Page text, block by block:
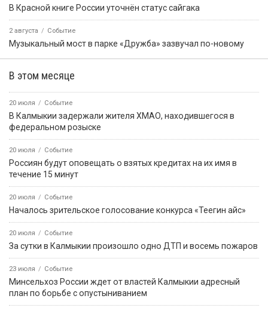
В Красной книге России уточнён статус сайгака
2 августа Событие
Музыкальный мост в парке «Дружба» зазвучал по-новому
В этом месяце
20 июля Событие
В Калмыкии задержали жителя ХМАО, находившегося в
федеральном розыске
20 июля Событие
Россиян будут оповещать о взятых кредитах на их имя в
течение 15 минут
20 июля Событие
Началось зрительское голосование конкурса «Теегин айс»
20 июля Событие
За сутки в Калмыкии произошло одно ДТП и восемь пожаров
23 июля Событие
Минсельхоз России ждет от властей Калмыкии адресный
план по борьбе с опустыниванием